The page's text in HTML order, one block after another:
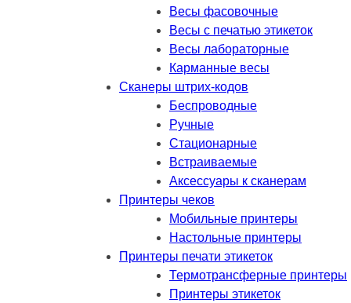
Весы фасовочные
Весы с печатью этикеток
Весы лабораторные
Карманные весы
Сканеры штрих-кодов
Беспроводные
Ручные
Стационарные
Встраиваемые
Аксессуары к сканерам
Принтеры чеков
Мобильные принтеры
Настольные принтеры
Принтеры печати этикеток
Термотрансферные принтеры
Принтеры этикеток